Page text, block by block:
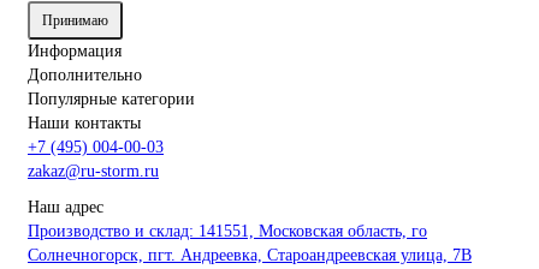
Принимаю
Информация
Дополнительно
Популярные категории
Наши контакты
+7 (495) 004-00-03
zakaz@ru-storm.ru
Наш адрес
Производство и склад: 141551, Московская область, го
Солнечногорск, пгт. Андреевка, Староандреевская улица, 7В